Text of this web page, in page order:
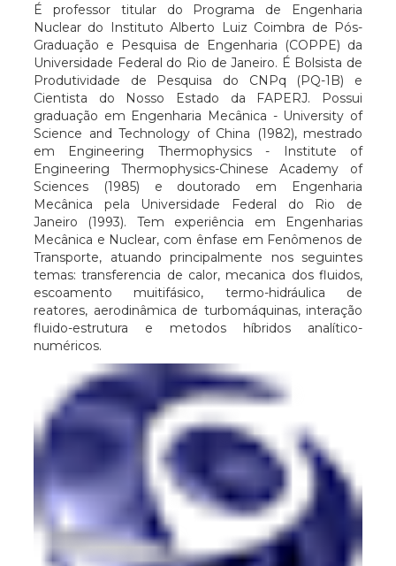
É professor titular do Programa de Engenharia
Nuclear do Instituto Alberto Luiz Coimbra de Pós-
Graduação e Pesquisa de Engenharia (COPPE) da
Universidade Federal do Rio de Janeiro. É Bolsista de
Produtividade de Pesquisa do CNPq (PQ-1B) e
Cientista do Nosso Estado da FAPERJ. Possui
graduação em Engenharia Mecânica - University of
Science and Technology of China (1982), mestrado
em Engineering Thermophysics - Institute of
Engineering Thermophysics-Chinese Academy of
Sciences (1985) e doutorado em Engenharia
Mecânica pela Universidade Federal do Rio de
Janeiro (1993). Tem experiência em Engenharias
Mecânica e Nuclear, com ênfase em Fenômenos de
Transporte, atuando principalmente nos seguintes
temas: transferencia de calor, mecanica dos fluidos,
escoamento muitifásico, termo-hidráulica de
reatores, aerodinâmica de turbomáquinas, interação
fluido-estrutura e metodos híbridos analítico-
numéricos.